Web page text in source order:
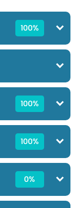
100%
100%
100%
0%